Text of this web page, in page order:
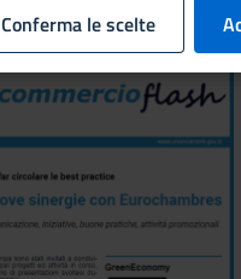
Conferma le scelte